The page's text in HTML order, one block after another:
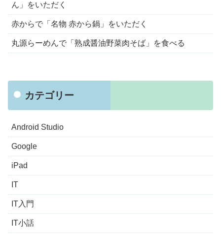
ん」をいただく
赤からで「名物 赤から鍋」をいただく
丸源らーめんで「熟成醤油野菜肉そば」を食べる
カテゴリー
Android Studio
Google
iPad
IT
IT入門
IT小話